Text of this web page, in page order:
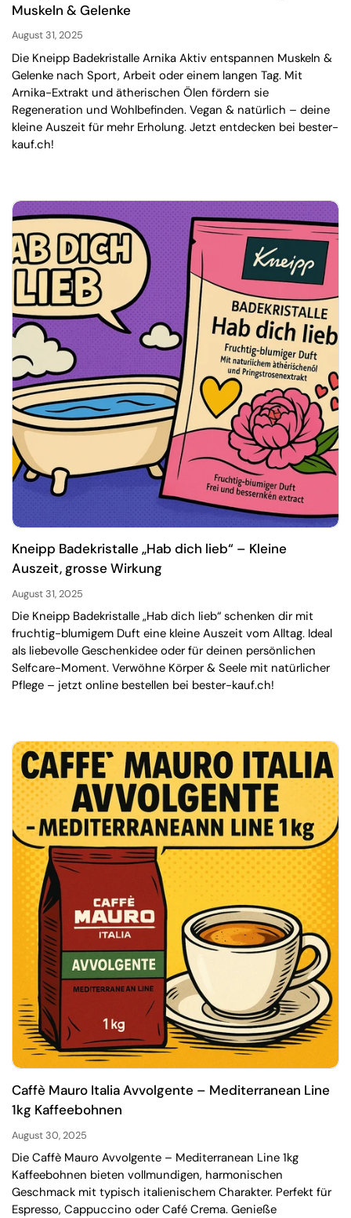
Muskeln & Gelenke
August 31, 2025
Die Kneipp Badekristalle Arnika Aktiv entspannen Muskeln &
Gelenke nach Sport, Arbeit oder einem langen Tag. Mit
Arnika-Extrakt und ätherischen Ölen fördern sie
Regeneration und Wohlbefinden. Vegan & natürlich – deine
kleine Auszeit für mehr Erholung. Jetzt entdecken bei bester-
kauf.ch!
Kneipp Badekristalle „Hab dich lieb“ – Kleine
Auszeit, grosse Wirkung
August 31, 2025
Die Kneipp Badekristalle „Hab dich lieb“ schenken dir mit
fruchtig-blumigem Duft eine kleine Auszeit vom Alltag. Ideal
als liebevolle Geschenkidee oder für deinen persönlichen
Selfcare-Moment. Verwöhne Körper & Seele mit natürlicher
Pflege – jetzt online bestellen bei bester-kauf.ch!
Caffè Mauro Italia Avvolgente – Mediterranean Line
1kg Kaffeebohnen
August 30, 2025
Die Caffè Mauro Avvolgente – Mediterranean Line 1kg
Kaffeebohnen bieten vollmundigen, harmonischen
Geschmack mit typisch italienischem Charakter. Perfekt für
Espresso, Cappuccino oder Café Crema. Genieße